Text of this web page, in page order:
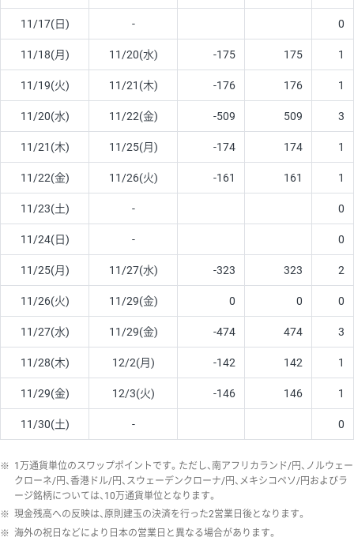
11/17(日) - 0
11/18(月) 11/20(水) -175 175 1
11/19(火) 11/21(木) -176 176 1
11/20(水) 11/22(金) -509 509 3
11/21(木) 11/25(月) -174 174 1
11/22(金) 11/26(火) -161 161 1
11/23(土) - 0
11/24(日) - 0
11/25(月) 11/27(水) -323 323 2
11/26(火) 11/29(金) 0 0 0
11/27(水) 11/29(金) -474 474 3
11/28(木) 12/2(月) -142 142 1
11/29(金) 12/3(火) -146 146 1
11/30(土) - 0
※ 1万通貨単位のスワップポイントです。ただし、南アフリカランド/円、ノルウェー
クローネ/円、香港ドル/円、スウェーデンクローナ/円、メキシコペソ/円およびラ
ージ銘柄については、10万通貨単位となります。
※ 現金残高への反映は、原則建玉の決済を行った2営業日後となります。
※ 海外の祝日などにより日本の営業日と異なる場合があります。